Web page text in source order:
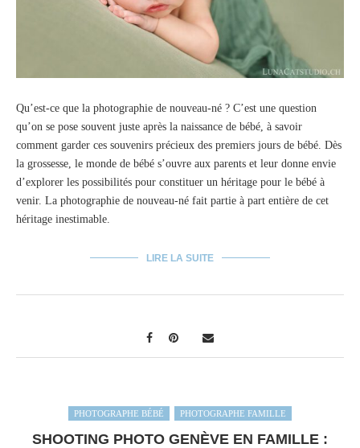
Qu’est-ce que la photographie de nouveau-né ? C’est une question
qu’on se pose souvent juste après la naissance de bébé, à savoir
comment garder ces souvenirs précieux des premiers jours de bébé. Dès
la grossesse, le monde de bébé s’ouvre aux parents et leur donne envie
d’explorer les possibilités pour constituer un héritage pour le bébé à
venir. La photographie de nouveau-né fait partie à part entière de cet
héritage inestimable.
LIRE LA SUITE
PHOTOGRAPHE BÉBÉ PHOTOGRAPHE FAMILLE
SHOOTING PHOTO GENÈVE EN FAMILLE :